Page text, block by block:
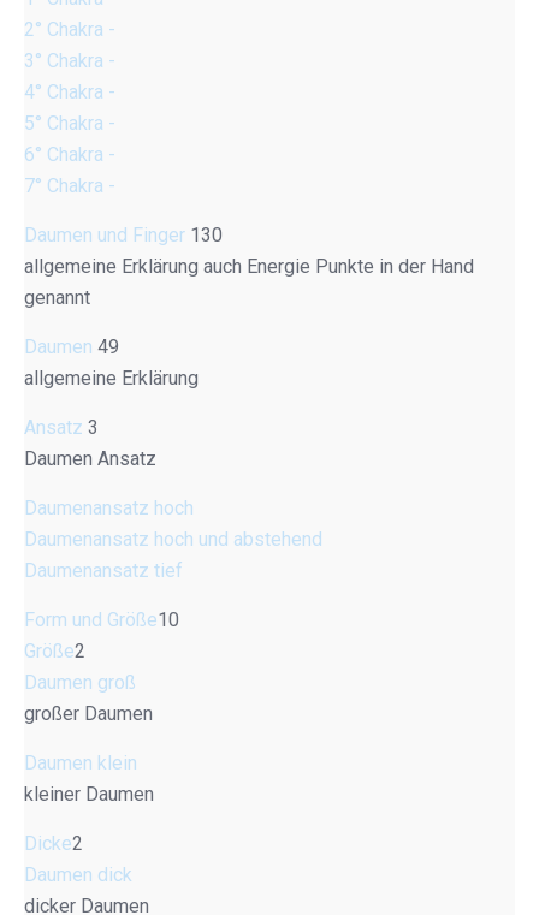
2° Chakra -
3° Chakra -
4° Chakra -
5° Chakra -
6° Chakra -
7° Chakra -
Daumen und Finger 130
allgemeine Erklärung auch Energie Punkte in der Hand
genannt
Daumen 49
allgemeine Erklärung
Ansatz 3
Daumen Ansatz
Daumenansatz hoch
Daumenansatz hoch und abstehend
Daumenansatz tief
Form und Größe10
Größe2
Daumen groß
großer Daumen
Daumen klein
kleiner Daumen
Dicke2
Daumen dick
dicker Daumen